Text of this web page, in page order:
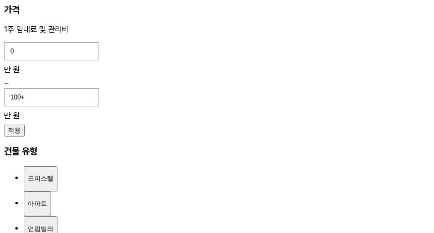
가격
1주 임대료 및 관리비
만 원
~
만 원
적용
건물 유형
오피스텔
아파트
연립빌라